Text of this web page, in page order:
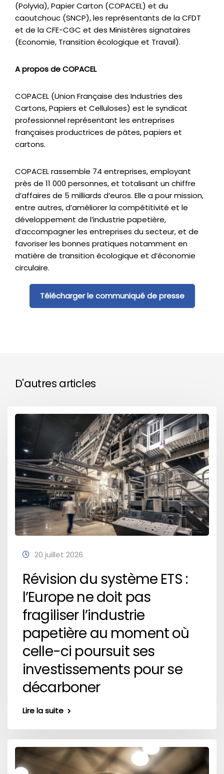
(Polyvia), Papier Carton (COPACEL) et du
caoutchouc (SNCP), les représentants de la CFDT
et de la CFE-CGC et des Ministères signataires
(Economie, Transition écologique et Travail).
A propos de COPACEL
COPACEL (Union Française des Industries des
Cartons, Papiers et Celluloses) est le syndicat
professionnel représentant les entreprises
françaises productrices de pâtes, papiers et
cartons.
COPACEL rassemble 74 entreprises, employant
près de 11 000 personnes, et totalisant un chiffre
d’affaires de 5 milliards d’euros. Elle a pour mission,
entre autres, d’améliorer la compétitivité et le
développement de l’industrie papetière,
d’accompagner les entreprises du secteur, et de
favoriser les bonnes pratiques notamment en
matière de transition écologique et d’économie
circulaire.
Télécharger le communiqué de presse
D'autres articles
20 juillet 2026
Révision du système ETS :
l’Europe ne doit pas
fragiliser l’industrie
papetière au moment où
celle-ci poursuit ses
investissements pour se
décarboner
Lire la suite